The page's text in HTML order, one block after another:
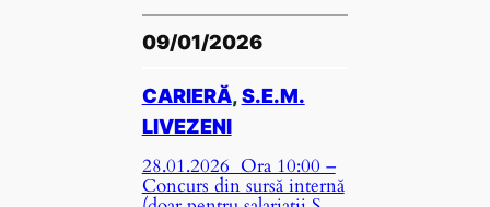
09/01/2026
CARIERĂ, S.E.M.
LIVEZENI
28.01.2026 Ora 10:00 –
Concurs din sursă internă